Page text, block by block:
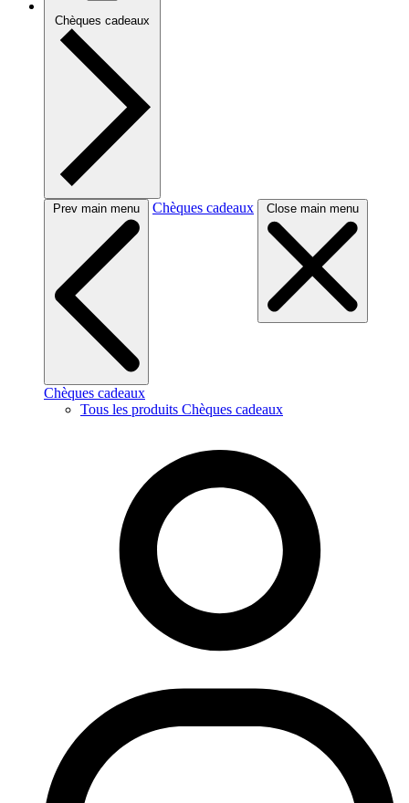
Chèques cadeaux
Prev main menu Chèques cadeaux Close main menu
Chèques cadeaux
Tous les produits Chèques cadeaux